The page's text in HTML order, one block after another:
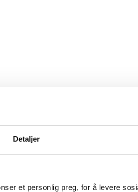
Detaljer
et personlig preg, for å levere